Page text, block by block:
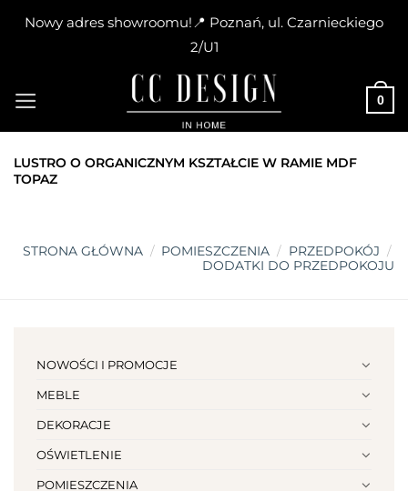
Nowy adres showroomu!📍 Poznań, ul. Czarnieckiego
2/U1
content
0
LUSTRO O ORGANICZNYM KSZTAŁCIE W RAMIE MDF
TOPAZ
STRONA GŁÓWNA / POMIESZCZENIA / PRZEDPOKÓJ /
DODATKI DO PRZEDPOKOJU
NOWOŚCI I PROMOCJE
MEBLE
DEKORACJE
OŚWIETLENIE
POMIESZCZENIA